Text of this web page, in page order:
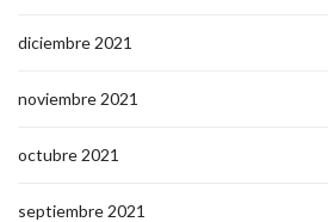
diciembre 2021
noviembre 2021
octubre 2021
septiembre 2021